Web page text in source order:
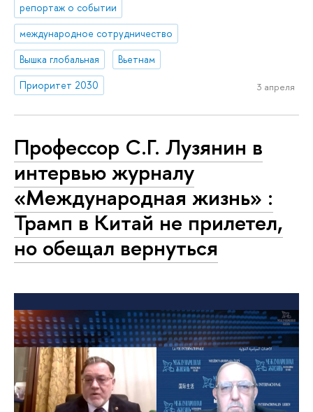
репортаж о событии
международное сотрудничество
Вышка глобальная
Вьетнам
Приоритет 2030
3 апреля
Профессор С.Г. Лузянин в
интервью журналу
«Международная жизнь» :
Трамп в Китай не прилетел,
но обещал вернуться